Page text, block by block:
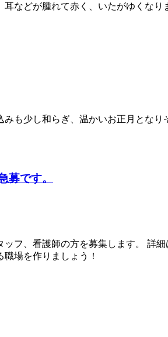
耳などが腫れて赤く、いたがゆくな
みも少し和らぎ、温かいお正月とな
募です。
フ、看護師の方を募集します。 詳
場を作りましょう！